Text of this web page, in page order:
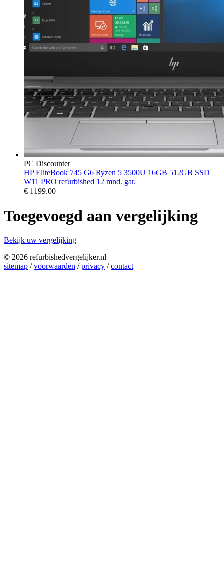
PC Discounter
HP EliteBook 745 G6 Ryzen 5 3500U 16GB 512GB SSD
W11 PRO refurbished 12 mnd. gar.
€ 1199.00
Toegevoegd aan vergelijking
Bekijk uw vergelijking
© 2026 refurbishedvergelijker.nl
sitemap /voorwaarden /privacy /contact